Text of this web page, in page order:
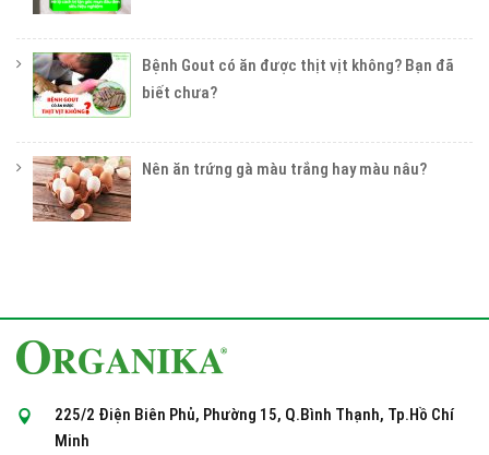
Bệnh Gout có ăn được thịt vịt không? Bạn đã
biết chưa?
Nên ăn trứng gà màu trắng hay màu nâu?
225/2 Điện Biên Phủ, Phường 15, Q.Bình Thạnh, Tp.Hồ Chí
Minh